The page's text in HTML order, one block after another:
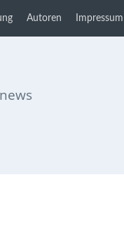
Autoren